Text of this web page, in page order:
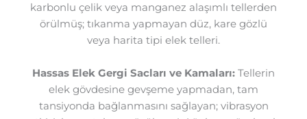
karbonlu çelik veya manganez alaşımlı tellerden
örülmüş; tıkanma yapmayan düz, kare gözlü
veya harita tipi elek telleri.
Hassas Elek Gergi Sacları ve Kamaları: Tellerin
elek gövdesine gevşeme yapmadan, tam
tansiyonda bağlanmasını sağlayan; vibrasyon